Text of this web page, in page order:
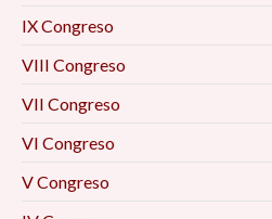
IX Congreso
VIII Congreso
VII Congreso
VI Congreso
V Congreso